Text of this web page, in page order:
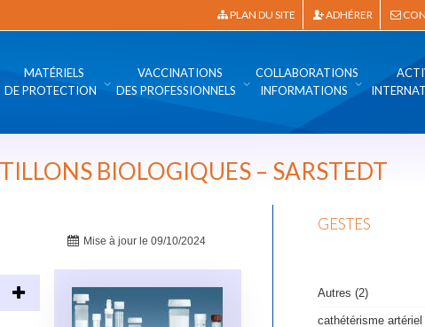
PLAN DU SITE ADHÉRER
MATÉRIELS
DE PROTECTION
VACCINATIONS
DES PROFESSIONNELS
COLLABORATIONS
INFORMATIONS
BIOLOGIQUES – SARSTEDT
Mise à jour le 09/10/2024
GESTES
Autres (2)
cathétérisme artériel